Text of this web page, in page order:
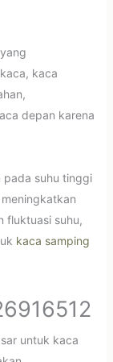
kaca
depan karena
pada suhu tinggi
fluktuasi suhu,
kaca samping
untuk kaca